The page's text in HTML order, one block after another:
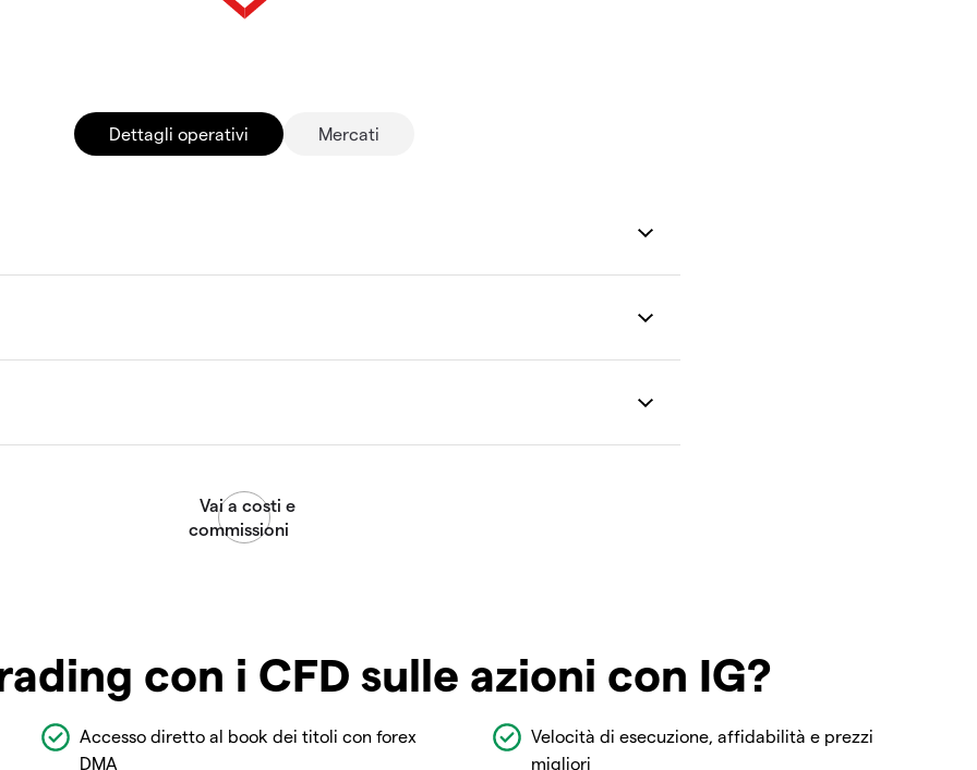
Dettagli operativi Mercati
con i CFD sulle azioni con IG?
Accesso diretto al book dei titoli con forex
DMA
Velocità di esecuzione, affidabilità e prezzi
migliori